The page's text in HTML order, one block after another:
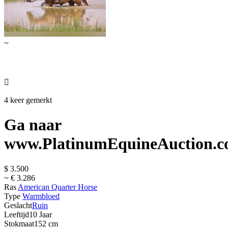
~

4 keer gemerkt
Ga naar
$ 3.500
~ € 3.286
Ras American Quarter Horse
Type Warmbloed
GeslachtRuin
Leeftijd10 Jaar
Stokmaat152 cm